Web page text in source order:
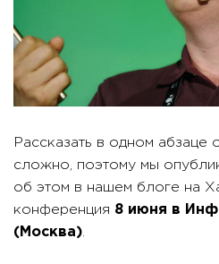
Рассказать в одном абзаце
сложно, поэтому мы
об этом в нашем блоге на
конференция 8 июня в
(Москва)